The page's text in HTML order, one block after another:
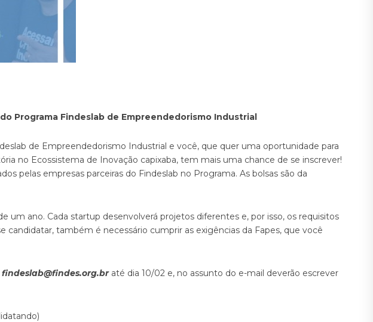
Programa Findeslab de Empreendedorismo Industrial
de Empreendedorismo Industrial e você, que quer uma oportunidade para
no Ecossistema de Inovação capixaba, tem mais uma chance de se inscrever!
pelas empresas parceiras do Findeslab no Programa. As bolsas são da
um ano. Cada startup desenvolverá projetos diferentes e, por isso, os requisitos
candidatar, também é necessário cumprir as exigências da Fapes, que você
findeslab@findes.org.br até dia 10/02 e, no assunto do e-mail deverão escrever